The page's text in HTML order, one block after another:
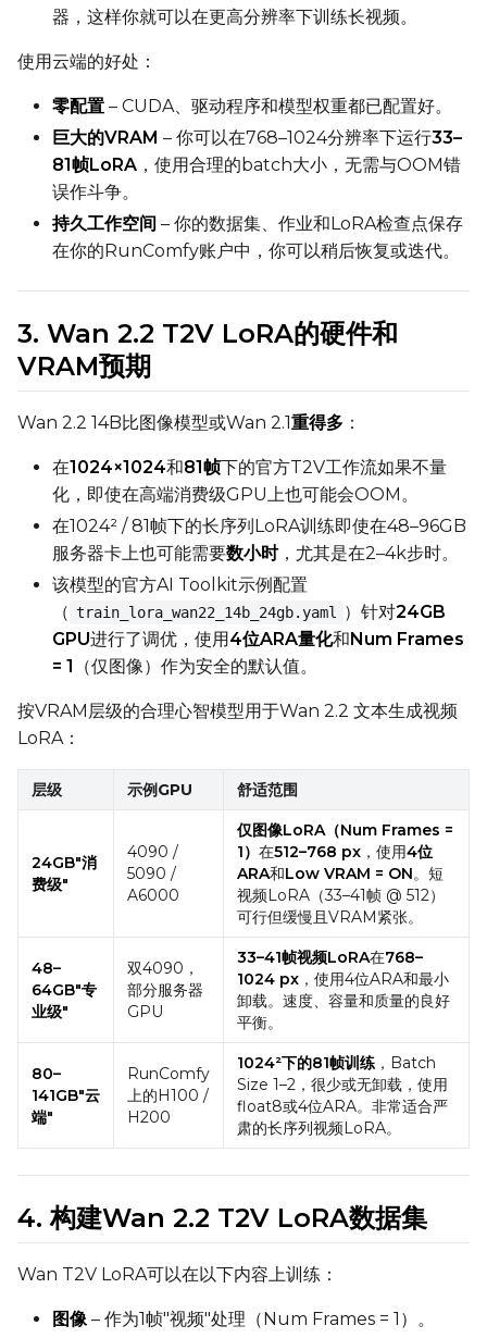
Upload a dataset
Target Dataset
Select...
LoRA Weight
Num Repeats
Default Caption
Caption Dropout Rate
Num Frames
Settings
ToggleCache Latents
Cache Latents
Toggle
Flipping
ToggleFlip X
Flip X
ToggleFlip Y
Flip Y
Resolutions
Toggle256
256
Toggle512
512
Toggle768
768
SAMPLE
Sample Every
Sampler
器，这样你就可以在更高分辨率下训练长视频。
使用云端的好处：
零配置 – CUDA、驱动程序和模型权重都已配置好。
巨大的VRAM – 你可以在768–1024分辨率下运行33–
81帧LoRA ，使用合理的batch大小，无需与OOM错
误作斗争。
持久工作空间 – 你的数据集、作业和LoRA检查点保存
在你的RunComfy账户中，你可以稍后恢复或迭代。
3. Wan 2.2 T2V LoRA的硬件和
VRAM预期
Wan 2.2 14B比图像模型或Wan 2.1重得多 ：
在1024×1024和81帧下的官方T2V工作流如果不量
化，即使在高端消费级GPU上也可能会OOM。
在1024² / 81帧下的长序列LoRA训练即使在48–96GB
服务器卡上也可能需要数小时，尤其是在2–4k步时。
该模型的官方AI Toolkit示例配置
（ train_lora_wan22_14b_24gb.yaml ）针对24GB
GPU进行了调优，使用4位ARA量化和Num Frames
= 1
（仅图像）作为安全的默认值。
按VRAM层级的合理心智模型用于Wan 2.2 文本生成视频
LoRA：
层级 示例GPU 舒适范围
24GB"消
费级"
4090 /
5090 /
A6000
仅图像LoRA（Num Frames =
1） 在512–768 px ，使用4位
ARA和Low VRAM = ON。短
视频LoRA（33–41帧 @ 512）
可行但缓慢且VRAM紧张。
48–
64GB"专
业级"
双4090，
部分服务器
GPU
33–41帧视频LoRA在768–
1024 px ，使用4位ARA和最小
卸载。速度、容量和质量的良好
平衡。
80–
141GB"云
端"
RunComfy
上的H100 /
H200
1024²下的81帧训练 ，Batch
Size 1–2，很少或无卸载，使用
float8或4位ARA。非常适合严
肃的长序列视频LoRA。
4. 构建Wan 2.2 T2V LoRA数据集
Wan T2V LoRA可以在以下内容上训练：
图像– 作为1帧"视频"处理（Num Frames = 1）。